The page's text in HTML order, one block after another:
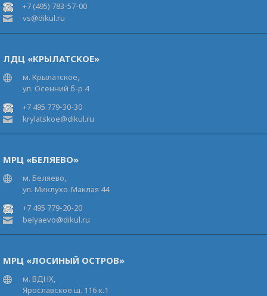
+7 (495) 783-57-00
vs@dikul.ru
ЛДЦ «КРЫЛАТСКОЕ»
м. Крылатское,
ул. Осенний б-р 4
+7 495 779-30-30
krylatskoe@dikul.ru
МРЦ «БЕЛЯЕВО»
м. Беляево,
ул. Миклухо-Маклая 44
+7 495 779-20-20
belyaevo@dikul.ru
МРЦ «ЛОСИНЫЙ ОСТРОВ»
м. ВДНХ,
Ярославское ш. 116 к.1